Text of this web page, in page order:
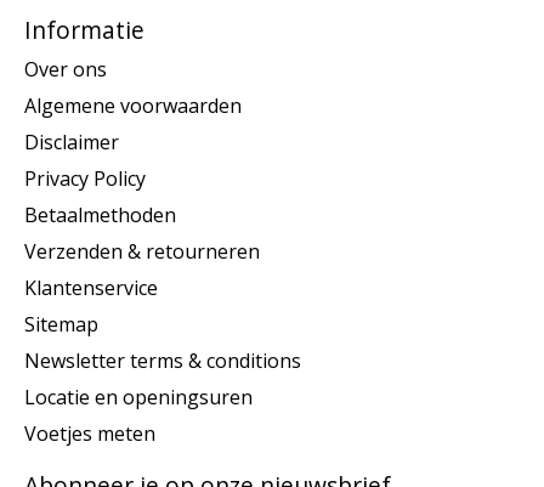
Informatie
Over ons
Algemene voorwaarden
Disclaimer
Privacy Policy
Betaalmethoden
Verzenden & retourneren
Klantenservice
Sitemap
Newsletter terms & conditions
Locatie en openingsuren
Voetjes meten